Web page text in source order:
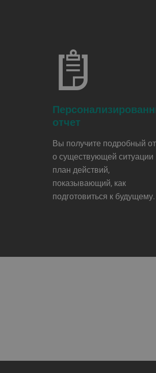
отчет
Вы получите подробный
о существующей ситуации
план действий,
показывающий, как
подготовиться к будущему.